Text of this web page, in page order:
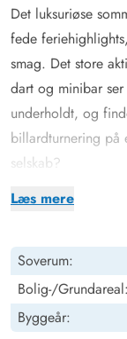
Læs mere
Det luksuriøse
fede
smag. Det store
dart og minibar
underholdt, og
billardturnering på
selskab?
Trænger I til bare
eller hop i
udendørs
varmt boblebad i
Soverum:
Bolig-/Grundareal:
Byggeår: